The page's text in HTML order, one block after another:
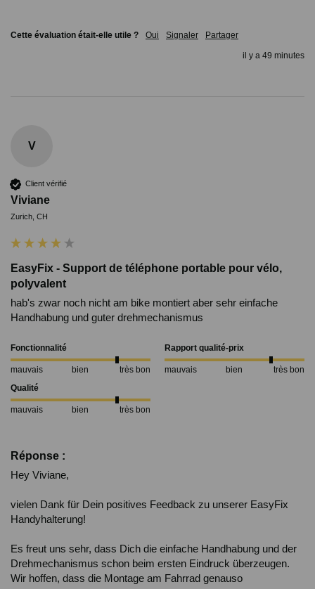
Cette évaluation était-elle utile ? Oui Signaler Partager
il y a 49 minutes
V
Client vérifié
Viviane
Zurich, CH
EasyFix - Support de téléphone portable pour vélo,
polyvalent
hab's zwar noch nicht am bike montiert aber sehr einfache
Handhabung und guter drehmechanismus
Fonctionnalité
mauvais bien très bon
Rapport qualité-prix
mauvais bien
très bon
Qualité
mauvais bien très bon
Réponse :
Hey Viviane,
vielen Dank für Dein positives Feedback zu unserer EasyFix
Handyhalterung!
Es freut uns sehr, dass Dich die einfache Handhabung und der
Drehmechanismus schon beim ersten Eindruck überzeugen.
Wir hoffen, dass die Montage am Fahrrad genauso